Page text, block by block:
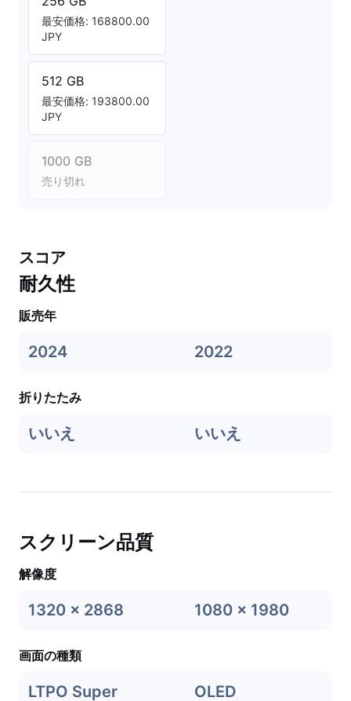
最安価格: 168800.00
JPY
512 GB
最安価格: 193800.00
JPY
1000 GB
売り切れ
スコア
耐久性
販売年
2024 2022
折りたたみ
いいえ いいえ
スクリーン品質
解像度
1320 x 2868 1080 x 1980
画面の種類
LTPO Super OLED